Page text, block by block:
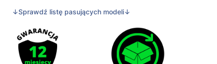
↓Sprawdź listę pasujących modeli↓